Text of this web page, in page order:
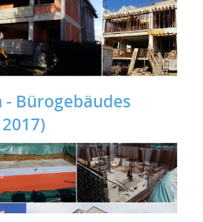
- Bürogebäudes